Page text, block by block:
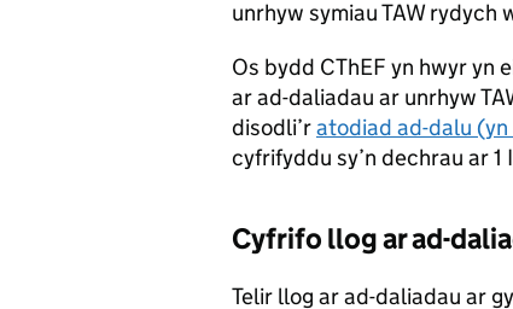
unrhyw symiau TAW rydych
Os bydd CThEF yn hwyr yn
ar ad-daliadau ar unrhyw
disodli’ratodiad ad-dalu
cyfrifyddu sy’n dechrau ar
Cyfrifo llog ar ad-
Telir llog ar ad-daliadau ar